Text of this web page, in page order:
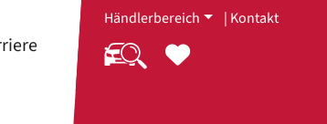
Händlerbereich | Kontakt